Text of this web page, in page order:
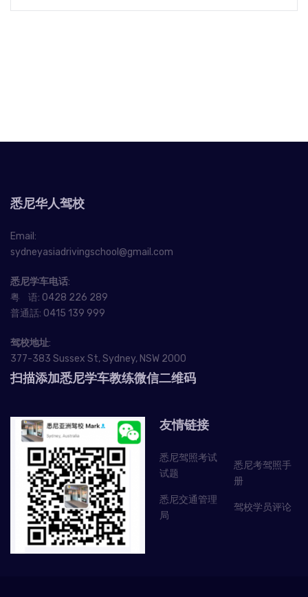
悉尼华人驾校
Email:
sydneyasiadrivingschool@gmail.com
悉尼学车电话:
粤 语: 0428 226 289
普通話: 0415 139 999
驾校地址:
377-383 Sussex St, Sydney, NSW 2000
扫描添加悉尼学车教练微信二维码
友情链接
悉尼驾照考试
试题
悉尼交通管理
局
悉尼考驾照手
册
驾校学员评论